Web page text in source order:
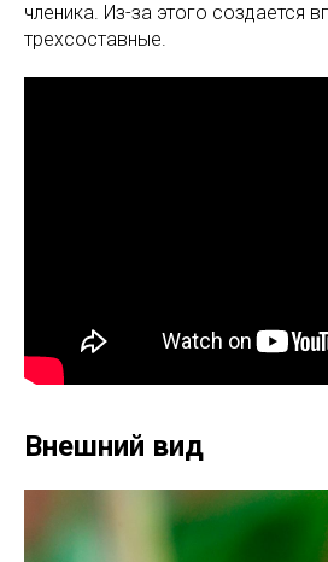
членика. Из-за этого создается
трехсоставные.
Внешний вид